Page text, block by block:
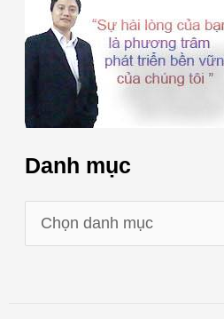
Danh mục
a